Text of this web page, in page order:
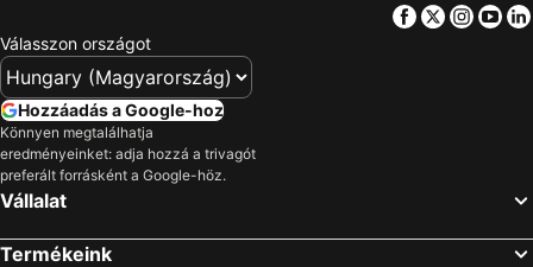
Facebook
Twitter
Válasszon országot
Hozzáadás a Google-hoz
Könnyen megtalálhatja
eredményeinket: adja hozzá a trivagót
preferált forrásként a Google-höz.
Vállalat
Termékeink